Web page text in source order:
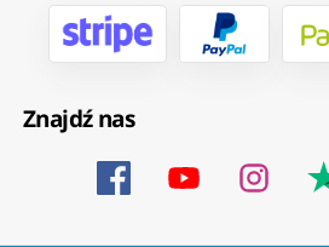
Znajdź nas